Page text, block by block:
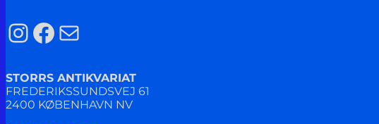
Instagram
Facebook
Mail
STORRS ANTIKVARIAT
FREDERIKSSUNDSVEJ 61
2400 KØBENHAVN NV